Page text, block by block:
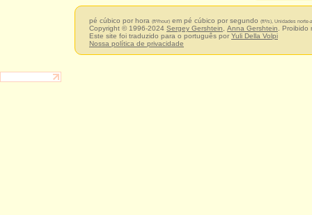
pé cúbico por hora (ft³/hour) em pé cúbico por segundo (ft³/s), Unidades
Copyright © 1996-2024 Sergey Gershtein Anna Gershtein .
Este site foi traduzido para o português por Yuli Della Volpi
Nossa política de privacidade